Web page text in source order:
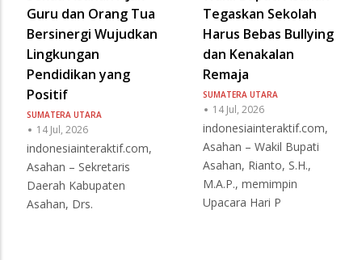
Guru dan Orang Tua
Bersinergi Wujudkan
Lingkungan
Pendidikan yang
Positif
SUMATERA UTARA
14 Jul, 2026
indonesiainteraktif.com,
Asahan – Sekretaris
Daerah Kabupaten
Asahan, Drs.
Tegaskan Sekolah
Harus Bebas Bullying
dan Kenakalan
Remaja
SUMATERA UTARA
14 Jul, 2026
indonesiainteraktif.com,
Asahan – Wakil Bupati
Asahan, Rianto, S.H.,
M.A.P., memimpin
Upacara Hari P